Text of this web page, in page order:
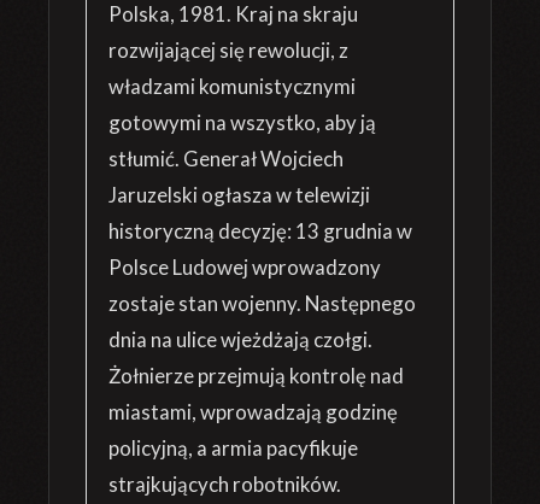
Polska, 1981. Kraj na skraju
rozwijającej się rewolucji, z
władzami komunistycznymi
gotowymi na wszystko, aby ją
stłumić. Generał Wojciech
Jaruzelski ogłasza w telewizji
historyczną decyzję: 13 grudnia w
Polsce Ludowej wprowadzony
zostaje stan wojenny. Następnego
dnia na ulice wjeżdżają czołgi.
Żołnierze przejmują kontrolę nad
miastami, wprowadzają godzinę
policyjną, a armia pacyfikuje
strajkujących robotników.